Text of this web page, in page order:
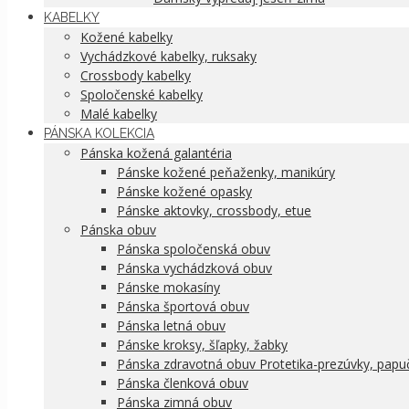
KABELKY
Kožené kabelky
Vychádzkové kabelky, ruksaky
Crossbody kabelky
Spoločenské kabelky
Malé kabelky
PÁNSKA KOLEKCIA
Pánska kožená galantéria
Pánske kožené peňaženky, manikúry
Pánske kožené opasky
Pánske aktovky, crossbody, etue
Pánska obuv
Pánska spoločenská obuv
Pánska vychádzková obuv
Pánske mokasíny
Pánska športová obuv
Pánska letná obuv
Pánske kroksy, šľapky, žabky
Pánska zdravotná obuv Protetika-prezúvky,
Pánska členková obuv
Pánska zimná obuv